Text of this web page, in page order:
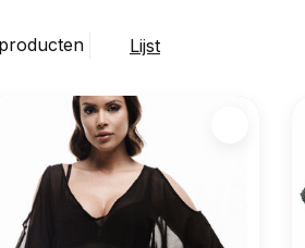
Lijst